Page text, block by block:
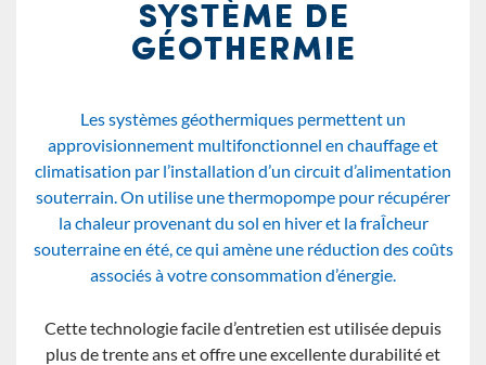
SYSTÈME DE
GÉOTHERMIE
Les systèmes géothermiques permettent un
approvisionnement multifonctionnel en chauffage et
climatisation par l’installation d’un circuit d’alimentation
souterrain. On utilise une thermopompe pour récupérer
la chaleur provenant du sol en hiver et la fraÎcheur
souterraine en été, ce qui amène une réduction des coûts
associés à votre consommation d’énergie.
Cette technologie facile d’entretien est utilisée depuis
plus de trente ans et offre une excellente durabilité et